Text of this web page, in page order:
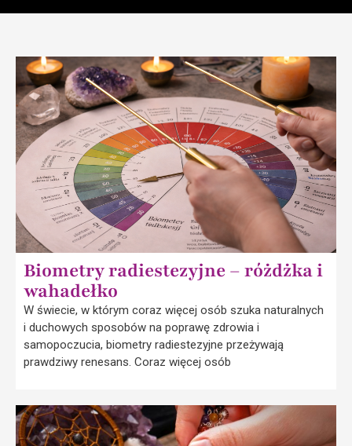
Biometry radiestezyjne – różdżka i
wahadełko
W świecie, w którym coraz więcej osób szuka naturalnych
i duchowych sposobów na poprawę zdrowia i
samopoczucia, biometry radiestezyjne przeżywają
prawdziwy renesans. Coraz więcej osób